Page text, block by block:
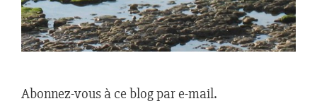
Abonnez-vous à ce blog par e-mail.